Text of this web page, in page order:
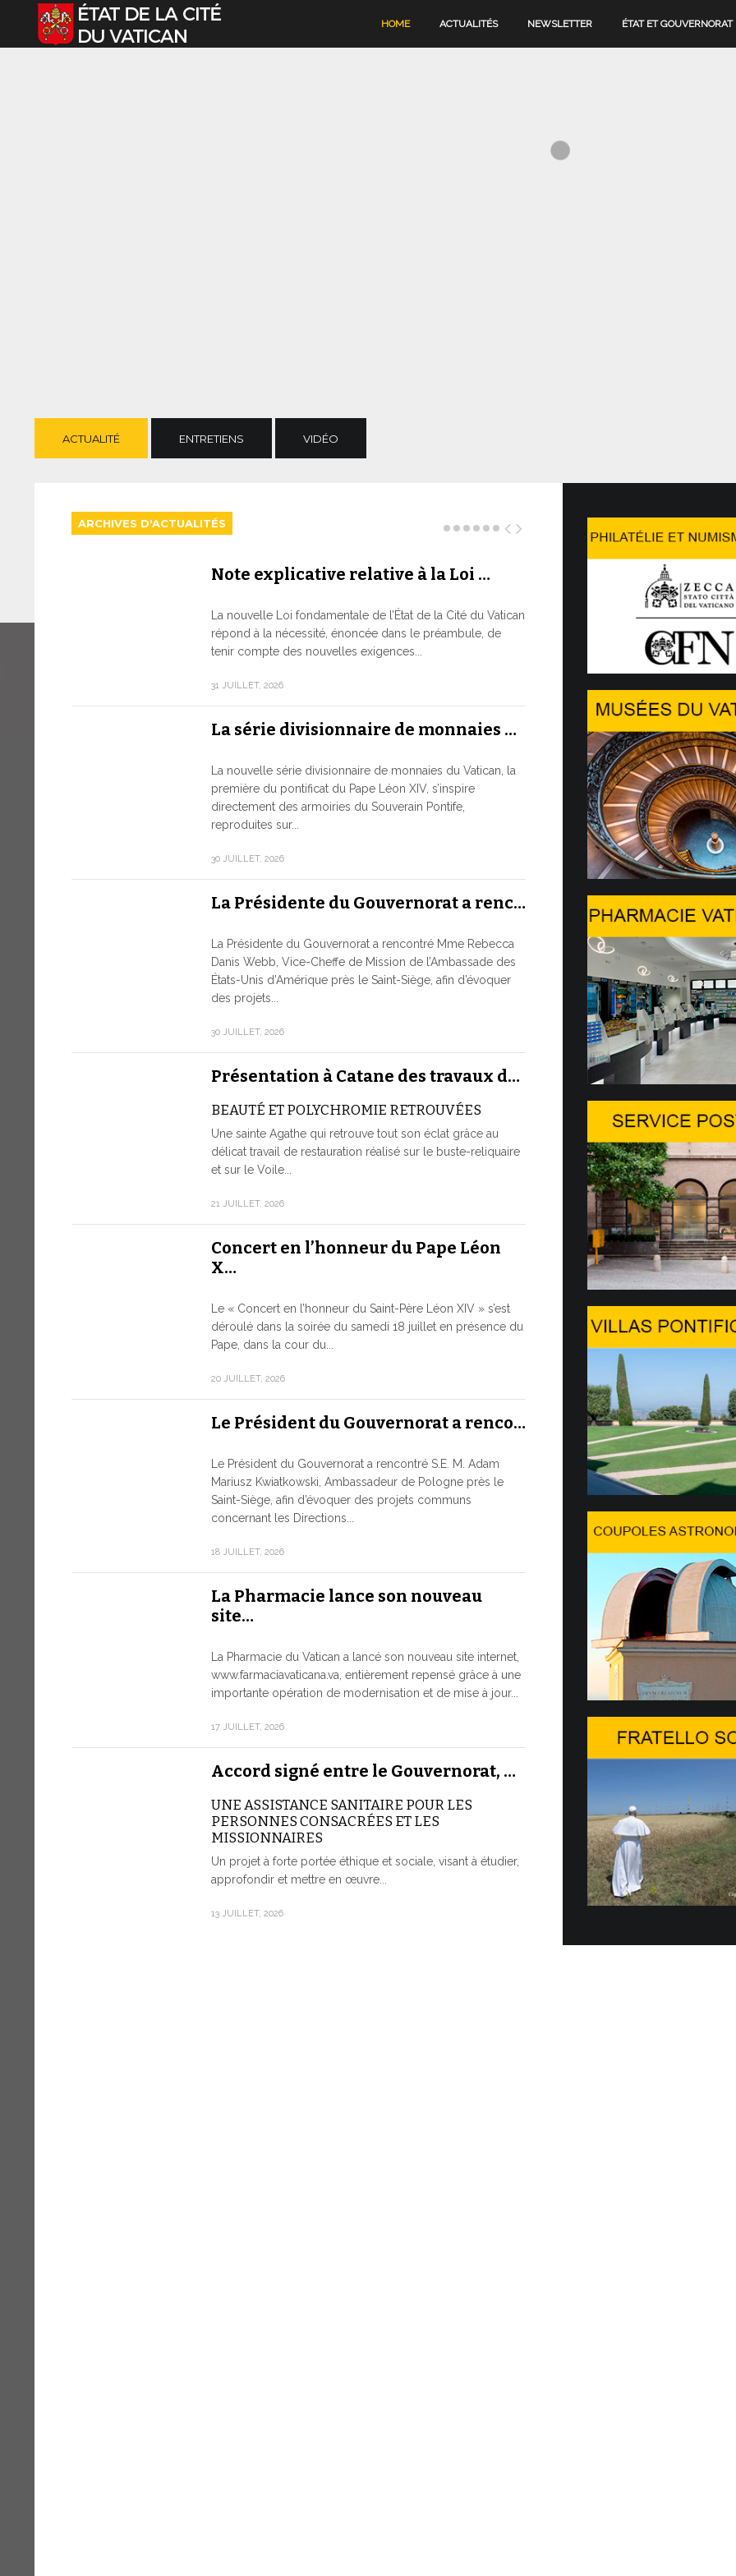
Sélectionnez votre langue HOME ACTUALITÉS NEWSLETTER ÉTAT ET GOUVERNORAT
ACTUALITÉ ENTRETIENS VIDÉO
ARCHIVES D'ACTUALITÉS
Note explicative relative à la Loi …
La nouvelle Loi fondamentale de l’État de la Cité du Vatican
répond à la nécessité, énoncée dans le préambule, de
tenir compte des nouvelles exigences...
31 JUILLET, 2026
La série divisionnaire de monnaies …
La nouvelle série divisionnaire de monnaies du Vatican, la
première du pontificat du Pape Léon XIV, s’inspire
directement des armoiries du Souverain Pontife,
reproduites sur...
30 JUILLET, 2026
La Présidente du Gouvernorat a renc…
La Présidente du Gouvernorat a rencontré Mme Rebecca
Danis Webb, Vice-Cheffe de Mission de l’Ambassade des
États-Unis d’Amérique près le Saint-Siège, afin d’évoquer
des projets...
30 JUILLET, 2026
Présentation à Catane des travaux d…
BEAUTÉ ET POLYCHROMIE RETROUVÉES
Une sainte Agathe qui retrouve tout son éclat grâce au
délicat travail de restauration réalisé sur le buste-reliquaire
et sur le Voile...
21 JUILLET, 2026
Concert en l’honneur du Pape Léon
X…
Le « Concert en l’honneur du Saint-Père Léon XIV » s’est
déroulé dans la soirée du samedi 18 juillet en présence du
Pape, dans la cour du...
20 JUILLET, 2026
Le Président du Gouvernorat a renco…
Le Président du Gouvernorat a rencontré S.E. M. Adam
Mariusz Kwiatkowski, Ambassadeur de Pologne près le
Saint-Siège, afin d’évoquer des projets communs
concernant les Directions...
18 JUILLET, 2026
La Pharmacie lance son nouveau
site…
La Pharmacie du Vatican a lancé son nouveau site internet,
www.farmaciavaticana.va, entièrement repensé grâce à une
importante opération de modernisation et de mise à jour...
17 JUILLET, 2026
Accord signé entre le Gouvernorat, …
UNE ASSISTANCE SANITAIRE POUR LES
PERSONNES CONSACRÉES ET LES
MISSIONNAIRES
Un projet à forte portée éthique et sociale, visant à étudier,
approfondir et mettre en œuvre...
13 JUILLET, 2026
Le
LE
À un
réaffirmé la
13 JUILLET,
Trois
À partir
du Service
10 JUILLET,
Table
Moment
ronde...
Genèv…
LA
À L’ÈRE
Dans le
Genève,
9 JUILLET, 2026
Le
et…
LE
Le Pape
ainsi que
cette...
8 JUILLET, 2026
Du 6
Dans
s'est installé
passera une
7 JUILLET, 2026
20…
L’édition
7 JUILLET, 2026
Topo…
Vingt